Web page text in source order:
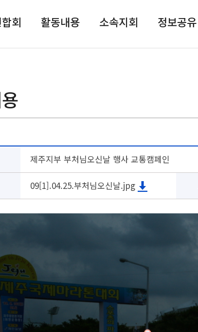
회 활동내용 소속지회 정보공유
제주지부 부처님오신날 행사 교통캠페인
09[1].04.25.부처님오신날.jpg